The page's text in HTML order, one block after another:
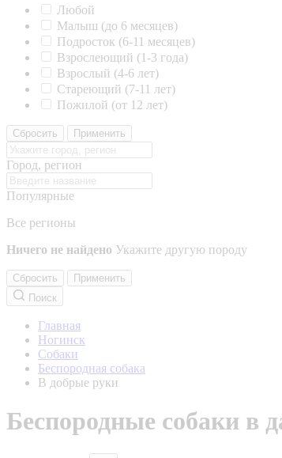
Любой
Малыш (до 6 месяцев)
Подросток (6-11 месяцев)
Взрослеющий (1-3 года)
Взрослый (4-6 лет)
Стареющий (7-11 лет)
Пожилой (от 12 лет)
Сбросить Применить
Город, регион
Популярные
Все регионы
Ничего не найдено Укажите другую породу
Сбросить
Применить
Поиск
Главная
Ногинск
Собаки
Беспородная собака
В добрые руки
Беспородные собаки в